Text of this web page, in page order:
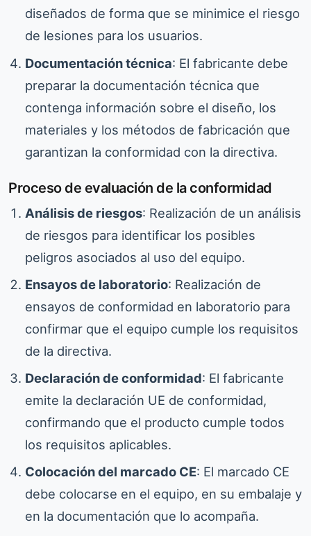
diseñados de forma que se minimice el riesgo
de lesiones para los usuarios.
Documentación técnica: El fabricante debe
preparar la documentación técnica que
contenga información sobre el diseño, los
materiales y los métodos de fabricación que
garantizan la conformidad con la directiva.
Proceso de evaluación de la conformidad
Análisis de riesgos: Realización de un análisis
de riesgos para identificar los posibles
peligros asociados al uso del equipo.
Ensayos de laboratorio: Realización de
ensayos de conformidad en laboratorio para
confirmar que el equipo cumple los requisitos
de la directiva.
Declaración de conformidad: El fabricante
emite la declaración UE de conformidad,
confirmando que el producto cumple todos
los requisitos aplicables.
Colocación del marcado CE: El marcado CE
debe colocarse en el equipo, en su embalaje y
en la documentación que lo acompaña.